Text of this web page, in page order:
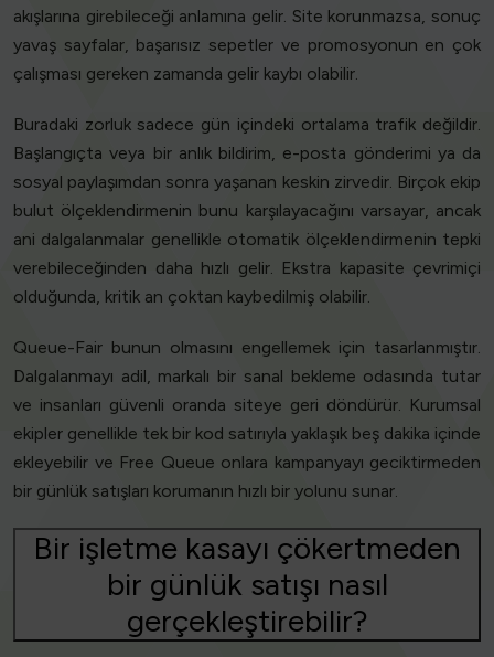
akışlarına girebileceği anlamına gelir. Site korunmazsa, sonuç
yavaş sayfalar, başarısız sepetler ve promosyonun en çok
çalışması gereken zamanda gelir kaybı olabilir.
Buradaki zorluk sadece gün içindeki ortalama trafik değildir.
Başlangıçta veya bir anlık bildirim, e-posta gönderimi ya da
sosyal paylaşımdan sonra yaşanan keskin zirvedir. Birçok ekip
bulut ölçeklendirmenin bunu karşılayacağını varsayar, ancak
ani dalgalanmalar genellikle otomatik ölçeklendirmenin tepki
verebileceğinden daha hızlı gelir. Ekstra kapasite çevrimiçi
olduğunda, kritik an çoktan kaybedilmiş olabilir.
Queue-Fair bunun olmasını engellemek için tasarlanmıştır.
Dalgalanmayı adil, markalı bir sanal bekleme odasında tutar
ve insanları güvenli oranda siteye geri döndürür. Kurumsal
ekipler genellikle tek bir kod satırıyla yaklaşık beş dakika içinde
ekleyebilir ve Free Queue onlara kampanyayı geciktirmeden
bir günlük satışları korumanın hızlı bir yolunu sunar.
Bir işletme kasayı çökertmeden
bir günlük satışı nasıl
gerçekleştirebilir?